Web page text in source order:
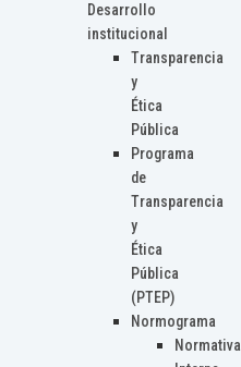
Desarrollo
institucional
Transparencia
y
Ética
Pública
Programa
de
Transparencia
y
Ética
Pública
(PTEP)
Normograma
Normativa